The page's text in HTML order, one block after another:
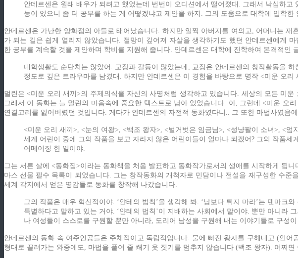
안데르센은 원래 배우가 되려고 했었는데 번번이 오디션에서 떨어졌대. 그래서 낙심하
능이 있으니 좀 더 공부를 하는 게 어떻겠냐고 제안을 하지. 그의 도움으로 대학에 입학
안데르센은 가난한 양화점의 아들로 태어났습니다. 하지만 일찍 아버지를 여의고, 어머니는
가 되는 길은 쉽게 열리지 않았습니다. 절망이 깊어져 자살을 생각하기도 했던 안데르센에게
한 공부를 계속할 것을 제안하며 학비를 지원해 줍니다. 안데르센은 대학에 진학하여 본격적인
대학생활도 순탄치는 않았어. 교장과 갈등이 많았는데, 교장은 안데르센의 창작활동을
정도로 깊은 트라우마를 남겼대. 하지만 안데르센은 이 경험을 바탕으로 명작 <미운 오
멀린은 <미운 오리 새끼>의 주제의식을 자신의 사명처럼 생각하고 있습니다. 세상의 모든 미
그래서 이 동화는 늘 멀린의 마음속에 중요한 텍스트로 남아 있었습니다. 아, 그런데 <미운 오
연결고리를 잃어버렸던 것입니다. 게다가 안데르센의 자전적 동화였다니.. 그 또한 마법사였음
<미운 오리 새끼>, <눈의 여왕>, <백조 왕자>, <벌거벗은 임금님>, <성냥팔이 소녀>, <
세계 어린이 중에 그의 작품을 보고 자라지 않은 어린이들이 얼마나 되겠어? 그의 작품
어메이징 한 일이야.
그는 서른 살에 <동화집>이라는 동화책을 처음 발표하고 동화작가로서의 생애를 시작하게 됩
마스 선물 필수 목록이 되었습니다. 그는 창작동화의 개척자로 민담이나 전설을 재구성한 수
세계 각지에서 얻은 영감들로 동화를 창작해 나갔습니다.
그의 작품은 매우 혁신적이야. ‘얀테의 법칙’을 생각해 봐. ‘남보다 튀지 마라’는 덴마
특별하다고 말하고 있는 거야. ‘얀테의 법칙’이 지배하는 사회에서 말이야. 뿐만 아니라
나 여성들이 스스로를 구원할 뿐만 아니라, 도리어 남성을 구원해 내는 이야기들로 구성
안데르센의 동화 속 여주인공들은 주체적이고 독립적입니다. 물에 빠진 왕자를 구해내고 (인
형대로 끌려가는 와중에도, 마법을 풀어 줄 쐐기 옷 짓기를 멈추지 않습니다 (백조 왕자). 어쩌